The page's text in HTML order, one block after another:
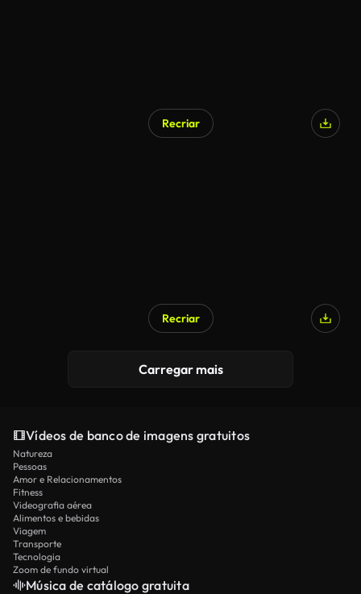
Recriar
Recriar
Carregar mais
Vídeos de banco de imagens gratuitos
Natureza
Pessoas
Amor e Relacionamentos
Fitness
Videografia aérea
Alimentos e bebidas
Viagem
Transporte
Tecnologia
Zoom de fundo virtual
Música de catálogo gratuita